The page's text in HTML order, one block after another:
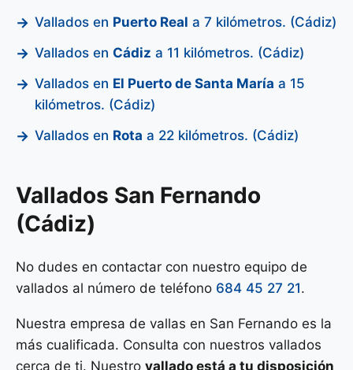
Vallados en Puerto Real a 7 kilómetros. (Cádiz)
Vallados en Cádiz a 11 kilómetros. (Cádiz)
Vallados en El Puerto de Santa María a 15
kilómetros. (Cádiz)
Vallados en Rota a 22 kilómetros. (Cádiz)
Vallados San Fernando
(Cádiz)
No dudes en contactar con nuestro equipo de
vallados al número de teléfono 684 45 27 21.
Nuestra empresa de vallas en San Fernando es la
más cualificada. Consulta con nuestros vallados
cerca de ti. Nuestro vallado está a tu disposición